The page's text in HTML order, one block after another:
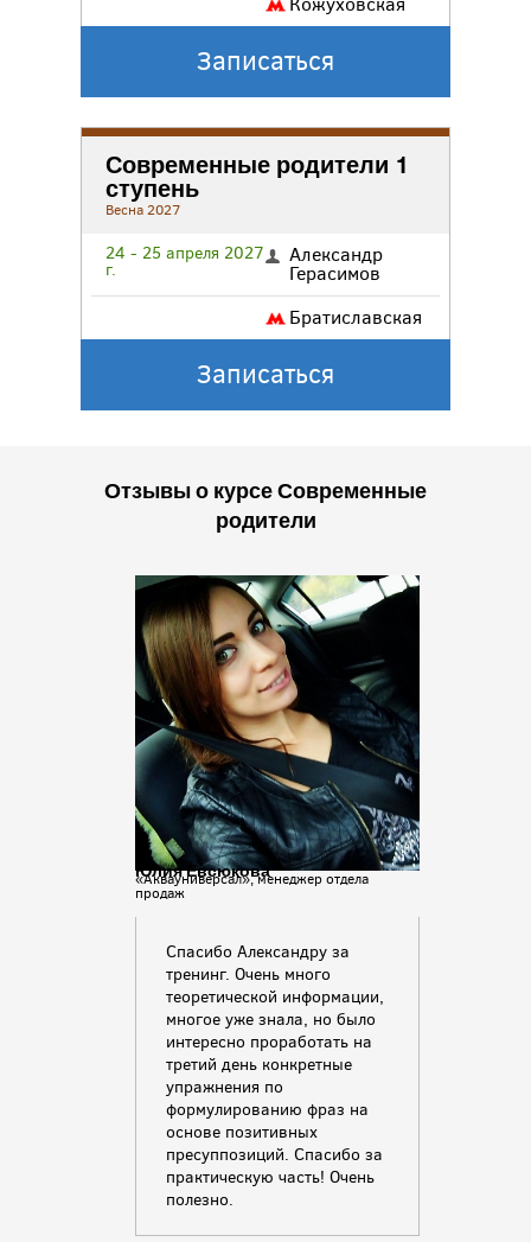
Записаться
Современные родители 1
ступень
Весна 2027
24 - 25 апреля 2027
г.
Александр
Герасимов
Братиславская
Записаться
Отзывы о курсе Современные
родители
Юлия Евсюкова
«Аквауниверсал», менеджер отдела
продаж
Спасибо Александру за
тренинг. Очень много
теоретической информации,
многое уже знала, но было
интересно проработать на
третий день конкретные
упражнения по
формулированию фраз на
основе позитивных
пресуппозиций. Спасибо за
практическую часть! Очень
полезно.